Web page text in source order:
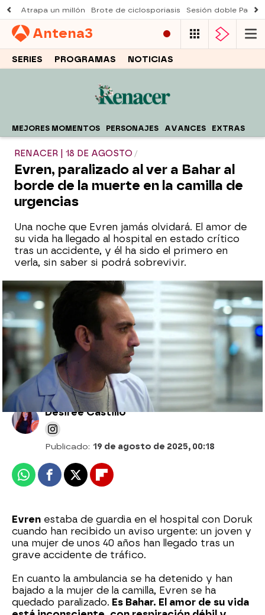
Atrapa un millón Brote de ciclosporiasis Sesión doble
Antena3
SERIES PROGRAMAS NOTICIAS
MEJORES MOMENTOS PERSONAJES AVANCES EXTRAS
RENACER | 18 DE AGOSTO
Evren, paralizado al ver a Bahar al
borde de la muerte en la camilla de
urgencias
Una noche que Evren jamás olvidará. El amor de
su vida ha llegado al hospital en estado crítico
tras un accidente, y él ha sido el primero en
verla, sin saber si podrá sobrevivir.
La noche más oscura de Bahar: un brutal
accidente de tráfico la deja entre la vida
y la muerte
Desirée Castillo
Publicado: 19 de agosto de 2025, 00:18
WhatsappFacebook
X Flipboard
Evren estaba de guardia en el hospital con Doruk
cuando han recibido un aviso urgente: un joven y
una mujer de unos 40 años han llegado tras un
grave accidente de tráfico.
En cuanto la ambulancia se ha detenido y han
bajado a la mujer de la camilla, Evren se ha
quedado paralizado. Es Bahar. El amor de su vida